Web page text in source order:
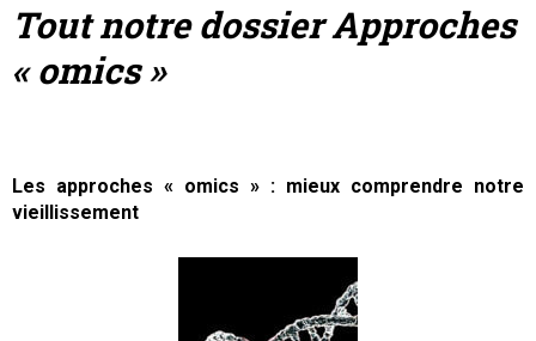
Tout notre dossier Approches
« omics »
Les approches « omics » : mieux comprendre notre
vieillissement